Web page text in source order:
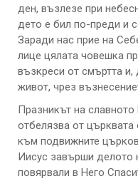
ден, възлезе при
дето е бил по-преди и
Заради нас прие на
лице цялата човешка
възкреси от смъртта и,
живот, чрез
Празникът на
отбелязва от
към подвижните
Иисус завърши делото
повярвали в Него